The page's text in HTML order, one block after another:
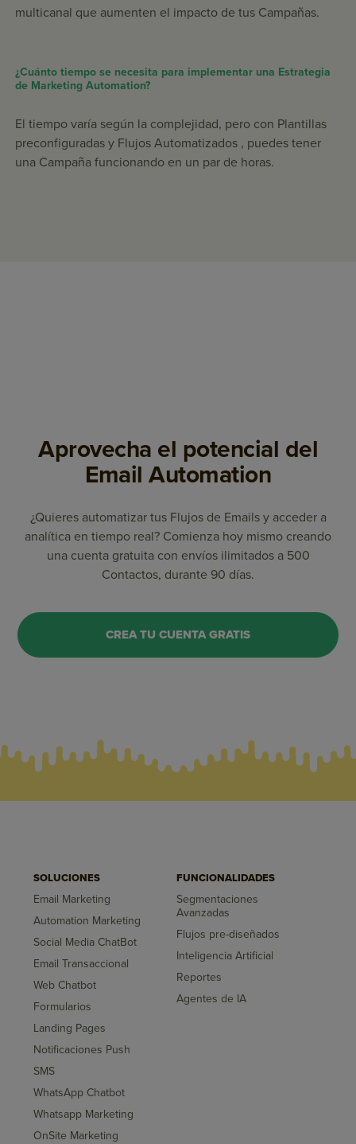
multicanal que aumenten el impacto de tus Campañas.
¿Cuánto tiempo se necesita para implementar una Estrategia
de Marketing Automation?
El tiempo varía según la complejidad, pero con Plantillas
preconfiguradas y Flujos Automatizados , puedes tener
una Campaña funcionando en un par de horas.
Aprovecha el potencial del
Email Automation
¿Quieres automatizar tus Flujos de Emails y acceder a
analítica en tiempo real? Comienza hoy mismo creando
una cuenta gratuita con envíos ilimitados a 500
Contactos, durante 90 días.
CREA TU CUENTA GRATIS
SOLUCIONES
Email Marketing
Automation Marketing
Social Media ChatBot
Email Transaccional
Web Chatbot
Formularios
Landing Pages
Notificaciones Push
SMS
WhatsApp Chatbot
Whatsapp Marketing
OnSite Marketing
FUNCIONALIDADES
Segmentaciones
Avanzadas
Flujos pre-diseñados
Inteligencia Artificial
Reportes
Agentes de IA